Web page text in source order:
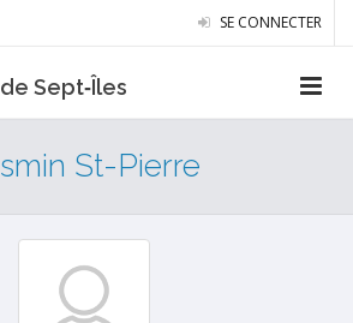
SE CONNECTER
Sept‑Îles
St-Pierre